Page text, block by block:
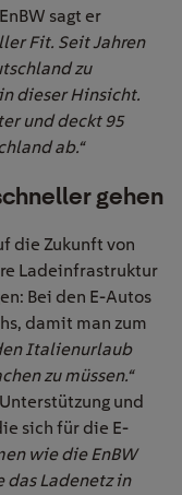
sagt er
Fit. Seit Jahren
zu
dieser Hinsicht.
und deckt 95
ab.“
gehen
die Zukunft von
Ladeinfrastruktur
Bei den E-Autos
damit man zum
Italienurlaub
zu müssen.“
und
sich für die E-
wie die EnBW
das Ladenetz in